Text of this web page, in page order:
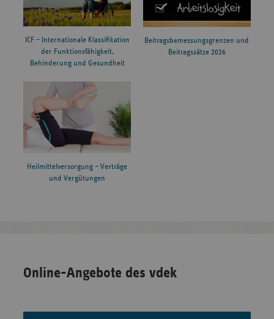
ICF – Internationale Klassifikation
der Funktionsfähigkeit,
Behinderung und Gesundheit
Beitragsbemessungsgrenzen und
Beitragssätze 2026
Heilmittelversorgung – Verträge
und Vergütungen
Online-Angebote des vdek